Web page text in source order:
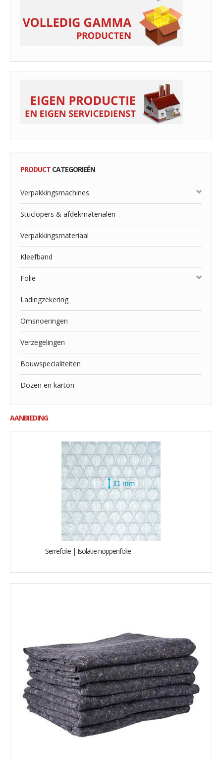
PRODUCT CATEGORIEËN
Verpakkingsmachines
Stuclopers & afdekmaterialen
Verpakkingsmateriaal
Kleefband
Folie
Ladingzekering
Omsnoeringen
Verzegelingen
Bouwspecialiteiten
Dozen en karton
AANBIEDING
Serrefolie | Isolatie noppenfolie